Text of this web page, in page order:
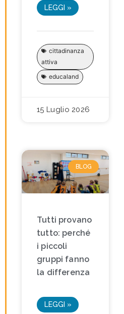
LEGGI »
cittadinanza
attiva
educaland
15 Luglio 2026
BLOG
Tutti provano
tutto: perché
i piccoli
gruppi fanno
la differenza
LEGGI »